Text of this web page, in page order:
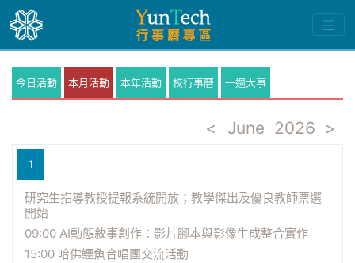
今日活動 本月活動 本年活動 校行事曆 一週大事
< June 2026 >
1
研究生指導教授提報系統開放；教學傑出及優良教師票選
開始
09:00 AI動態敘事創作：影片腳本與影像生成整合實作
15:00 哈佛鱷魚合唱團交流活動